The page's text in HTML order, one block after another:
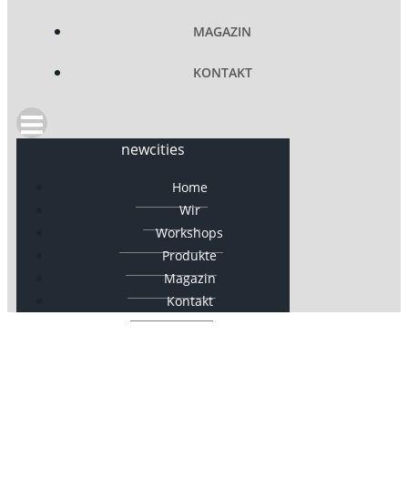
MAGAZIN
KONTAKT
newcities
Home
Wir
Workshops
Produkte
Magazin
Kontakt